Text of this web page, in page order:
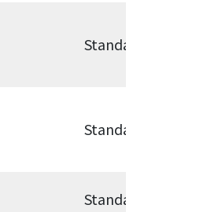
Standard Power
Standard Power
Standard Power